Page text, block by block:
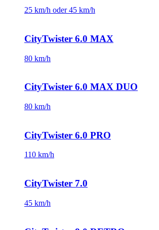
25 km/h oder 45 km/h
CityTwister 6.0 MAX
80 km/h
CityTwister 6.0 MAX DUO
80 km/h
CityTwister 6.0 PRO
110 km/h
CityTwister 7.0
45 km/h